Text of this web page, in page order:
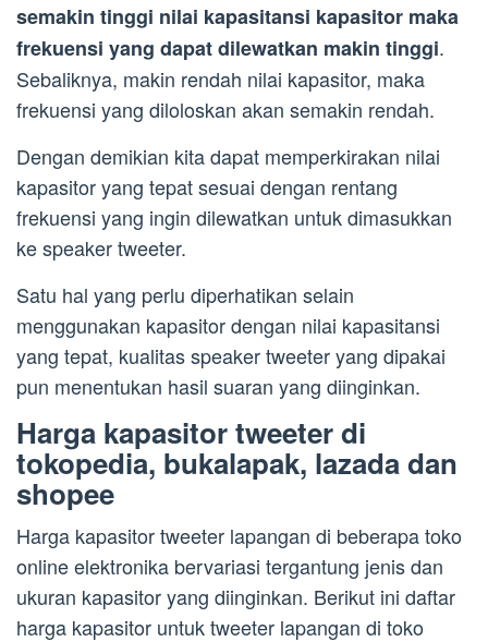
semakin tinggi nilai kapasitansi kapasitor maka
frekuensi yang dapat dilewatkan makin tinggi.
Sebaliknya, makin rendah nilai kapasitor, maka
frekuensi yang diloloskan akan semakin rendah.
Dengan demikian kita dapat memperkirakan nilai
kapasitor yang tepat sesuai dengan rentang
frekuensi yang ingin dilewatkan untuk dimasukkan
ke speaker tweeter.
Satu hal yang perlu diperhatikan selain
menggunakan kapasitor dengan nilai kapasitansi
yang tepat, kualitas speaker tweeter yang dipakai
pun menentukan hasil suaran yang diinginkan.
Harga kapasitor tweeter di
tokopedia, bukalapak, lazada dan
shopee
Harga kapasitor tweeter lapangan di beberapa toko
online elektronika bervariasi tergantung jenis dan
ukuran kapasitor yang diinginkan. Berikut ini daftar
harga kapasitor untuk tweeter lapangan di toko